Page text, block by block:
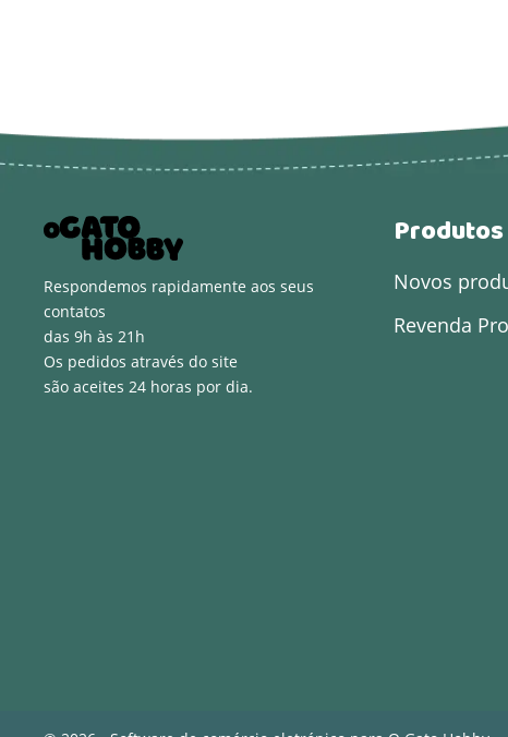
Respondemos rapidamente aos seus
contatos
das 9h às 21h
Os pedidos através do site
são aceites 24 horas por dia.
Produtos
Novos
Revenda